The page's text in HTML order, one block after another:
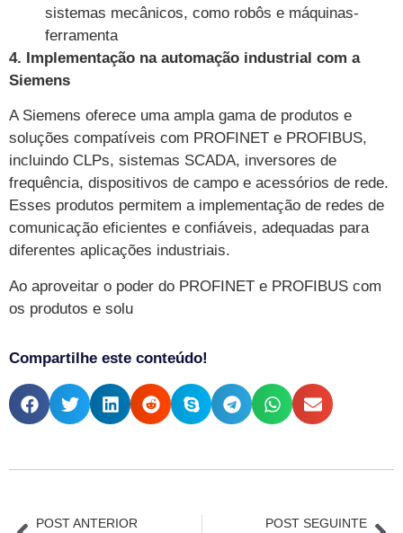
sistemas mecânicos, como robôs e máquinas-
ferramenta
4. Implementação na automação industrial com a
Siemens
A Siemens oferece uma ampla gama de produtos e
soluções compatíveis com PROFINET e PROFIBUS,
incluindo CLPs, sistemas SCADA, inversores de
frequência, dispositivos de campo e acessórios de rede.
Esses produtos permitem a implementação de redes de
comunicação eficientes e confiáveis, adequadas para
diferentes aplicações industriais.
Ao aproveitar o poder do PROFINET e PROFIBUS com
os produtos e solu
Compartilhe este conteúdo!
POST ANTERIOR POST SEGUINTE